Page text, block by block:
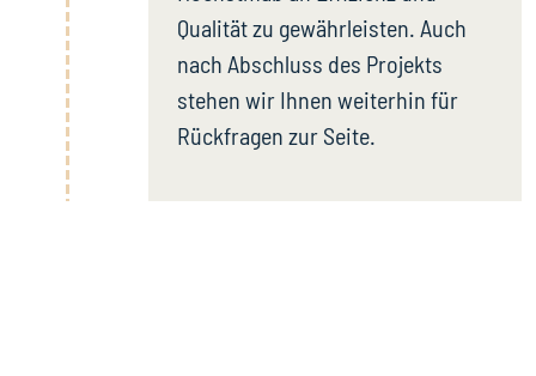
Qualität zu gewährleisten. Auch
nach Abschluss des Projekts
stehen wir Ihnen weiterhin für
Rückfragen zur Seite.